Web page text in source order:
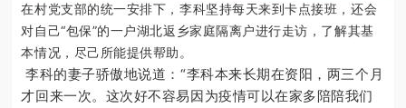
在村党支部的统一安排下，李科坚持每天来到卡点接班，还会
对自己“包保”的一户湖北返乡家庭隔离户进行走访，了解其基
本情况，尽己所能提供帮助。
李科的妻子骄傲地说道：“李科本来长期在资阳，两三个月
才回来一次。这次好不容易因为疫情可以在家多陪陪我们